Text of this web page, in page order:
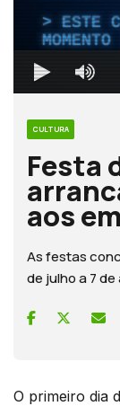
ESTE
CULTURA
Festa
aos
As festas
de julho a 7
O primeiro dia